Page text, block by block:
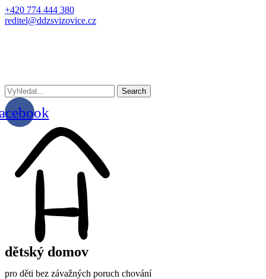
+420 774 444 380
reditel@ddzsvizovice.cz
Search
dětský domov
pro děti bez závažných poruch chování